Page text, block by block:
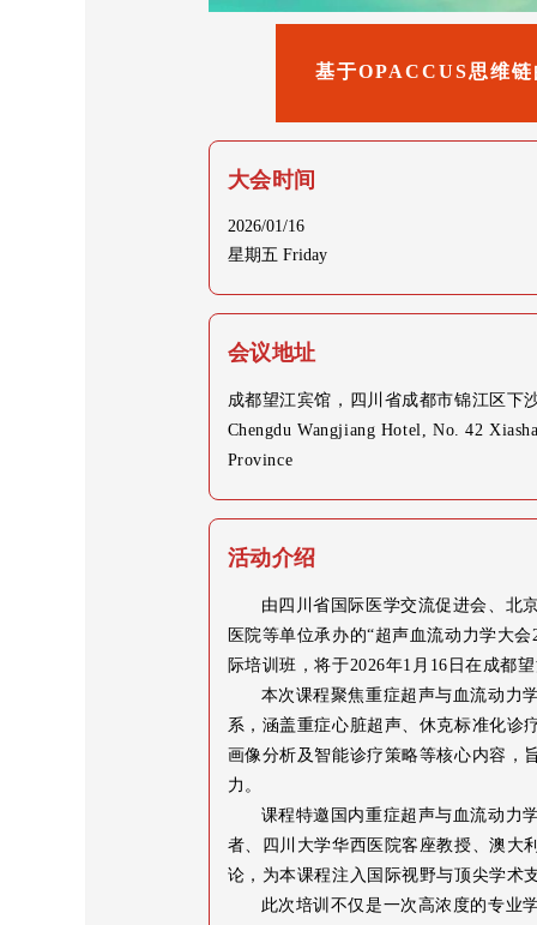
基于OPACCUS思维
大会时间
2026/01/16
星期五 Friday
会议地址
成都望江宾馆，四川省成都市锦江区下
Chengdu Wangjiang Hotel, No. 42
Province
活动介绍
由四川省国际医学交流促进会、北
医院等单位承办的“超声血流动力学大
际培训班，将于2026年1月16日在成都
本次课程聚焦重症超声与血流动力
系，涵盖重症心脏超声、休克标准化诊
画像分析及智能诊疗策略等核心内容，
力。
课程特邀国内重症超声与血流动力
者、四川大学华西医院客座教授、澳大
论，为本课程注入国际视野与顶尖学术
此次培训不仅是一次高浓度的专业